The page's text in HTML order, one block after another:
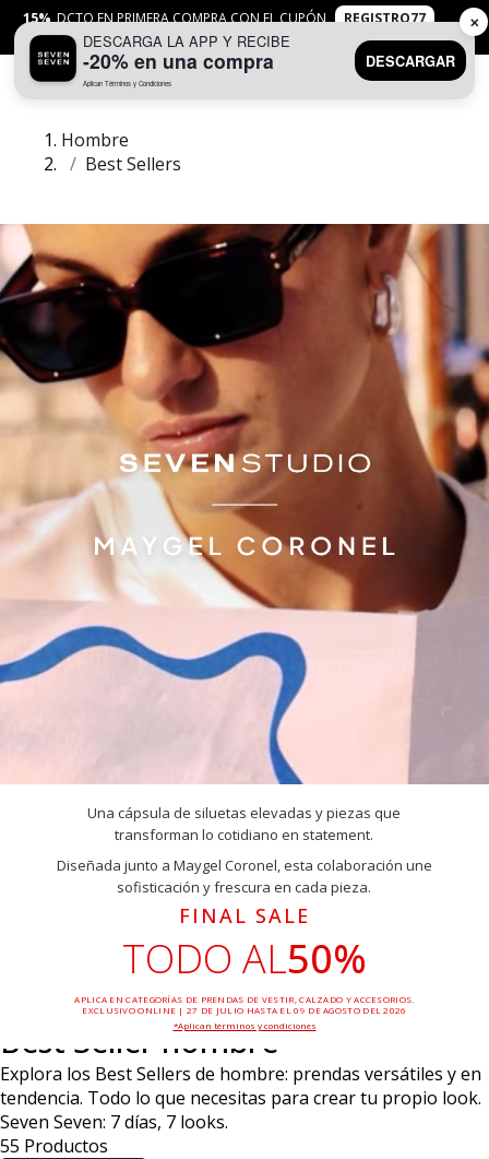
15% DCTO EN PRIMERA COMPRA CON EL CUPÓN
REGISTRO77
APLICANTYC
Hombre
Best Sellers
Una cápsula de siluetas elevadas y piezas que
transforman lo cotidiano en statement.
Diseñada junto a Maygel Coronel, esta colaboración une
sofisticación y frescura en cada pieza.
FINAL SALE
TODO AL50%
APLICA EN CATEGORÍAS DE PRENDAS DE VESTIR, CALZADO Y ACCESORIOS.
EXCLUSIVO ONLINE | 27 DE JULIO HASTA EL 09 DE AGOSTO DEL 2026
*Aplican términos y condiciones
Best Seller hombre
Explora los Best Sellers de hombre: prendas versátiles y en
tendencia. Todo lo que necesitas para crear tu propio look.
Seven Seven: 7 días, 7 looks.
55 Productos
DESCARGA LA APP Y RECIBE
-20% en una compra
Aplican Términos y Condiciones
DESCARGAR
✕